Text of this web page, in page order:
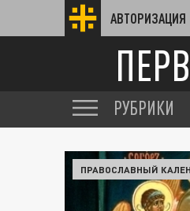
АВТОРИЗАЦИЯ
РУБРИКИ
ПРАВОСЛАВНЫЙ